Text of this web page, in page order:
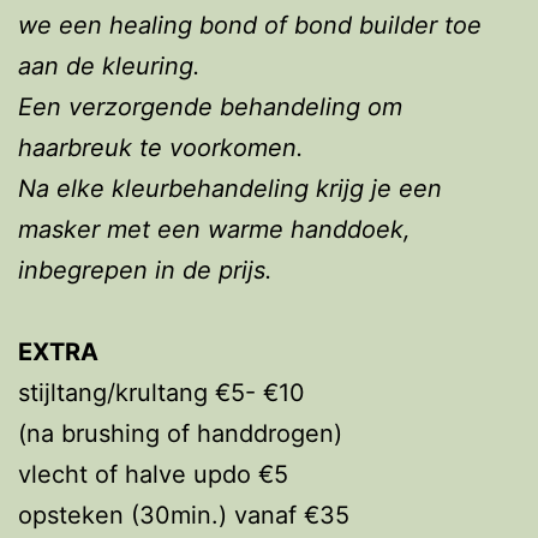
we een healing bond of bond builder toe
aan de kleuring.
Een verzorgende behandeling om
haarbreuk te voorkomen.
Na elke kleurbehandeling krijg je een
masker met een warme handdoek,
inbegrepen in de prijs.
EXTRA
stijltang/krultang €5- €10
(na brushing of handdrogen)
vlecht of halve updo €5
opsteken (30min.) vanaf €35